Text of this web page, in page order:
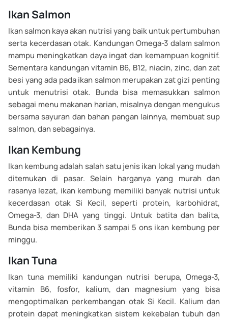
Ikan Salmon
Ikan salmon kaya akan nutrisi yang baik untuk pertumbuhan
serta kecerdasan otak. Kandungan Omega-3 dalam salmon
mampu meningkatkan daya ingat dan kemampuan kognitif.
Sementara kandungan vitamin B6, B12, niacin, zinc, dan zat
besi yang ada pada ikan salmon merupakan zat gizi penting
untuk menutrisi otak. Bunda bisa memasukkan salmon
sebagai menu makanan harian, misalnya dengan mengukus
bersama sayuran dan bahan pangan lainnya, membuat sup
salmon, dan sebagainya.
Ikan Kembung
Ikan kembung adalah salah satu jenis ikan lokal yang mudah
ditemukan di pasar. Selain harganya yang murah dan
rasanya lezat, ikan kembung memiliki banyak nutrisi untuk
kecerdasan otak Si Kecil, seperti protein, karbohidrat,
Omega-3, dan DHA yang tinggi. Untuk batita dan balita,
Bunda bisa memberikan 3 sampai 5 ons ikan kembung per
minggu.
Ikan Tuna
Ikan tuna memiliki kandungan nutrisi berupa, Omega-3,
vitamin B6, fosfor, kalium, dan magnesium yang bisa
mengoptimalkan perkembangan otak Si Kecil. Kalium dan
protein dapat meningkatkan sistem kekebalan tubuh dan